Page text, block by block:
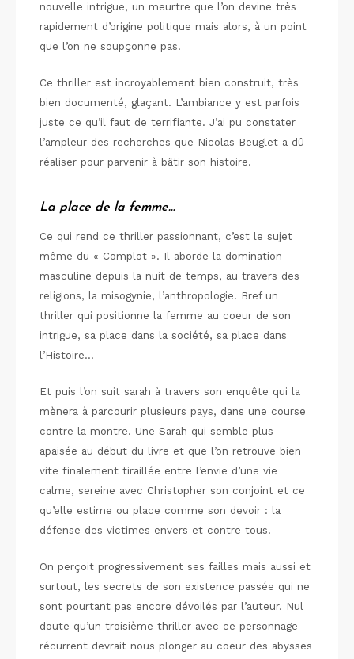
nouvelle intrigue, un meurtre que l’on devine très
rapidement d’origine politique mais alors, à un point
que l’on ne soupçonne pas.
Ce thriller est incroyablement bien construit, très
bien documenté, glaçant. L’ambiance y est parfois
juste ce qu’il faut de terrifiante. J’ai pu constater
l’ampleur des recherches que Nicolas Beuglet a dû
réaliser pour parvenir à bâtir son histoire.
La place de la femme…
Ce qui rend ce thriller passionnant, c’est le sujet
même du « Complot ». Il aborde la domination
masculine depuis la nuit de temps, au travers des
religions, la misogynie, l’anthropologie. Bref un
thriller qui positionne la femme au coeur de son
intrigue, sa place dans la société, sa place dans
l’Histoire…
Et puis l’on suit sarah à travers son enquête qui la
mènera à parcourir plusieurs pays, dans une course
contre la montre. Une Sarah qui semble plus
apaisée au début du livre et que l’on retrouve bien
vite finalement tiraillée entre l’envie d’une vie
calme, sereine avec Christopher son conjoint et ce
qu’elle estime ou place comme son devoir : la
défense des victimes envers et contre tous.
On perçoit progressivement ses failles mais aussi et
surtout, les secrets de son existence passée qui ne
sont pourtant pas encore dévoilés par l’auteur. Nul
doute qu’un troisième thriller avec ce personnage
récurrent devrait nous plonger au coeur des abysses